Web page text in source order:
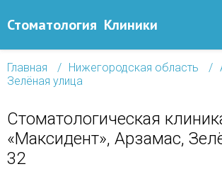
Стоматология Клиники
Главная Нижегородская область
Зелёная улица
Стоматологическая
«Максидент», Арзамас,
32